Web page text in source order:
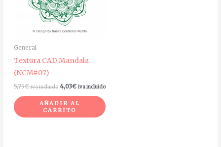
General
Textura CAD Mandala
(NCM#07)
5,75€ iva incluido 4,03€ iva incluido
AÑADIR AL
CARRITO